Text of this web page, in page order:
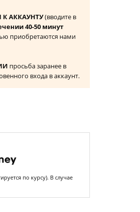
АККАУНТУ(вводите в
40-50 минут
приобретаются нами
просьба заранее в
входа в аккаунт.
по курсу). В случае